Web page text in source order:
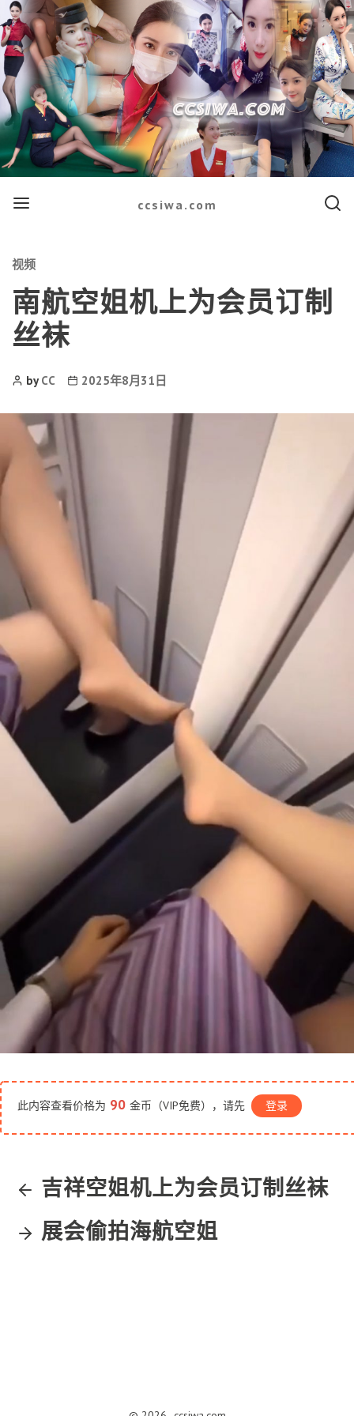
Menu ccsiwa.com Search
Categories
视频
南航空姐机上为会员订制
丝袜
PostbyCC
Post2025年8月31日
此内容查看价格为 90 金币（VIP免费），请先 登录
吉祥空姐机上为会员订制丝袜
展会偷拍海航空姐